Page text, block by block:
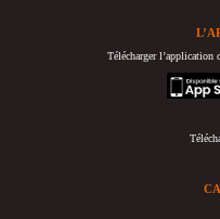
Télécharger l’application
appstore